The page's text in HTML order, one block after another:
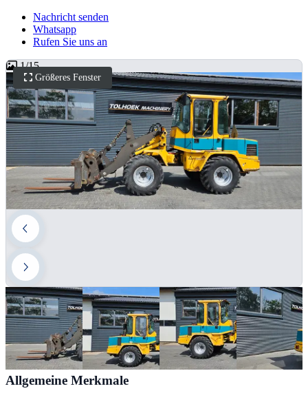
Nachricht senden
Whatsapp
Rufen Sie uns an
Größeres Fenster
1/15
Allgemeine Merkmale